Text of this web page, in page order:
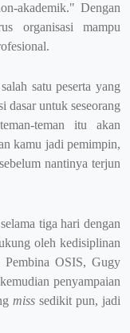
akademik." Dengan
organisasi mampu
satu peserta yang
dasar untuk seseorang
teman itu akan
kamu jadi pemimpin,
nantinya terjun
tiga hari dengan
oleh kedisiplinan
Pembina OSIS, Gugy
penyampaian
miss sedikit pun, jadi